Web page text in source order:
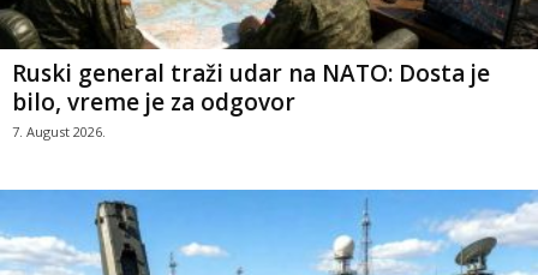
Ruski general traži udar na NATO: Dosta je
bilo, vreme je za odgovor
7. August 2026.